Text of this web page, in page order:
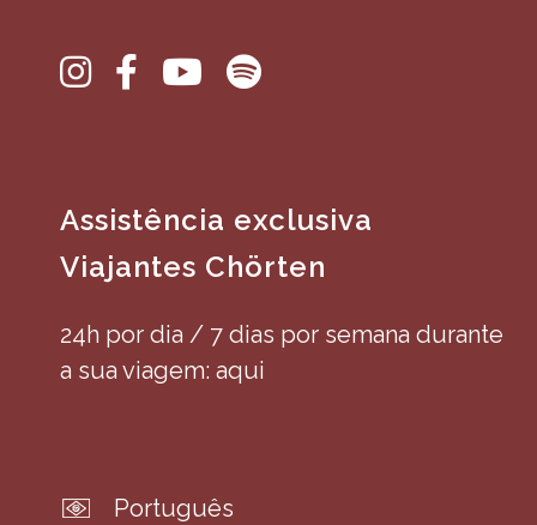
Assistência exclusiva
Viajantes Chörten
24h por dia / 7 dias por semana durante
a sua viagem: aqui
Português